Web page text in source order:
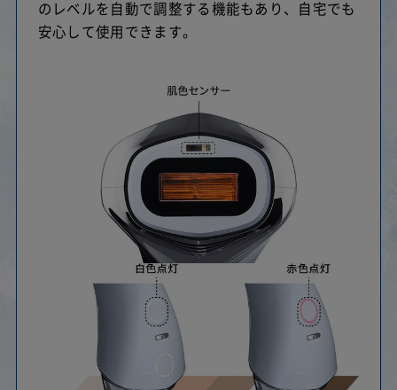
のレベルを自動で調整する機能もあり、自宅でも
安心して使用できます。